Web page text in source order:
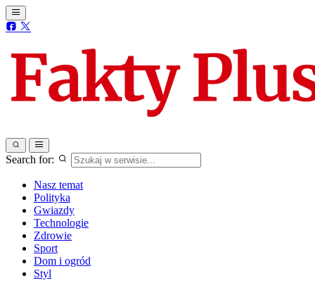
Search for:
Nasz temat
Polityka
Gwiazdy
Technologie
Zdrowie
Sport
Dom i ogród
Styl